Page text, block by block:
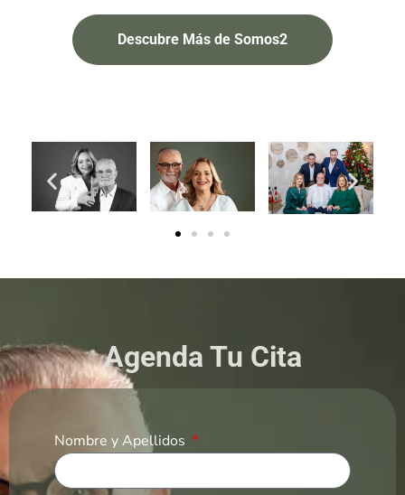
Descubre Más de Somos2
Agenda Tu Cita
Nombre y Apellidos